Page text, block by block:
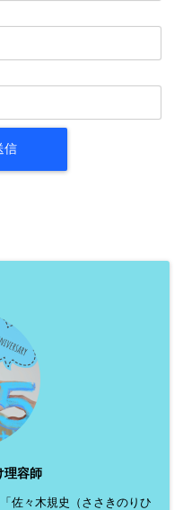
理容師
佐々木規史（ささきのりひ